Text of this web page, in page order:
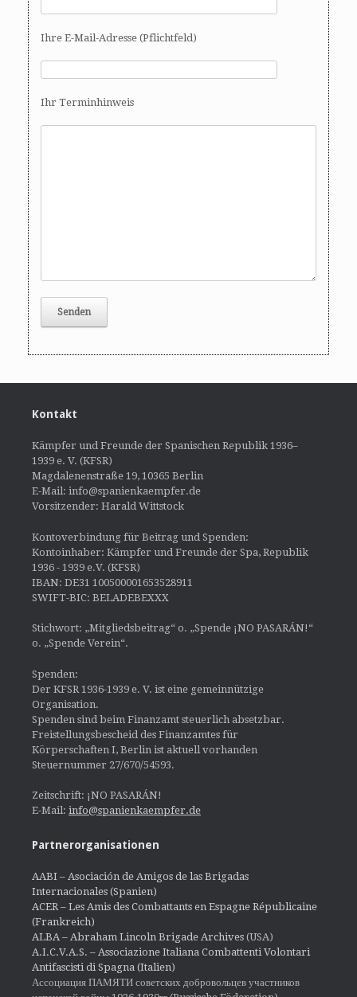
Ihre E-Mail-Adresse (Pflichtfeld)
Ihr Terminhinweis
Kontakt
Kämpfer und Freunde der Spanischen Republik 1936–
1939 e. V. (KFSR)
Magdalenenstraße 19, 10365 Berlin
E-Mail: info@spanienkaempfer.de
Vorsitzender: Harald Wittstock
Kontoverbindung für Beitrag und Spenden:
Kontoinhaber: Kämpfer und Freunde der Spa, Republik
1936 - 1939 e.V. (KFSR)
IBAN: DE31 100500001653528911
SWIFT-BIC: BELADEBEXXX
Stichwort: „Mitgliedsbeitrag“ o. „Spende ¡NO PASARÁN!“
o. „Spende Verein“.
Spenden:
Der KFSR 1936-1939 e. V. ist eine gemeinnützige
Organisation.
Spenden sind beim Finanzamt steuerlich absetzbar.
Freistellungsbescheid des Finanzamtes für
Körperschaften I, Berlin ist aktuell vorhanden
Steuernummer 27/670/54593.
Zeitschrift: ¡NO PASARÁN!
E-Mail: info@spanienkaempfer.de
Partnerorganisationen
AABI – Asociación de Amigos de las Brigadas
Internacionales (Spanien)
ACER – Les Amis des Combattants en Espagne Républicaine
(Frankreich)
ALBA – Abraham Lincoln Brigade Archives (USA)
A.I.C.V.A.S. – Associazione Italiana Combattenti Volontari
Antifascisti di Spagna (Italien)
Ассоциация ПАМЯТИ советских добровольцев участников